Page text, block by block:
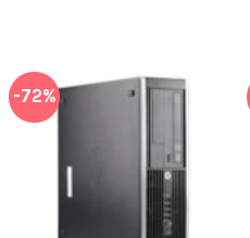
-72%